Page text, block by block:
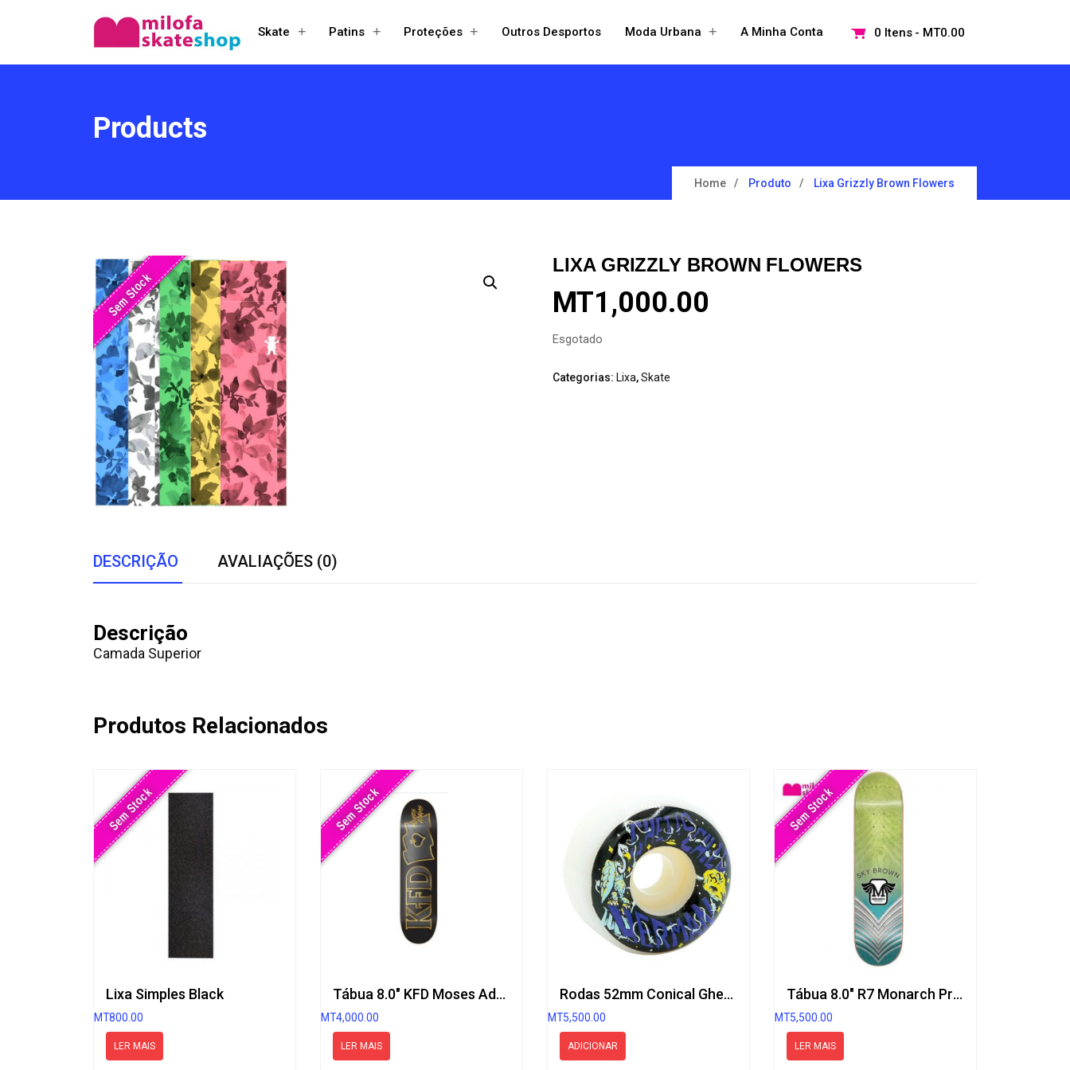
Skate +OpenPatins +OpenProteções +OpenOutros Desportos Moda Urbana +OpenA Minha Conta 0 Itens MT0.00
Products
Home Produto Lixa Grizzly Brown Flowers
Sem Stock
LIXA GRIZZLY BROWN FLOWERS
MT1,000.00
Esgotado
Categorias: Lixa,Skate
DESCRIÇÃO AVALIAÇÕES (0)
Descrição
Camada Superior
Produtos Relacionados
Sem Stock
Lixa Simples Black
MT800.00
LER MAIS
Sem Stock
Tábua 8.0″ KFD Moses Adams 3D Pro
MT4,000.00
LER MAIS
Rodas 52mm Conical Ghetto Child Blue
MT5,500.00
ADICIONAR
Sem Stock
Tábua 8.0″ R7 Monarch Project Skateboard Decks Brown
MT5,500.00
LER MAIS